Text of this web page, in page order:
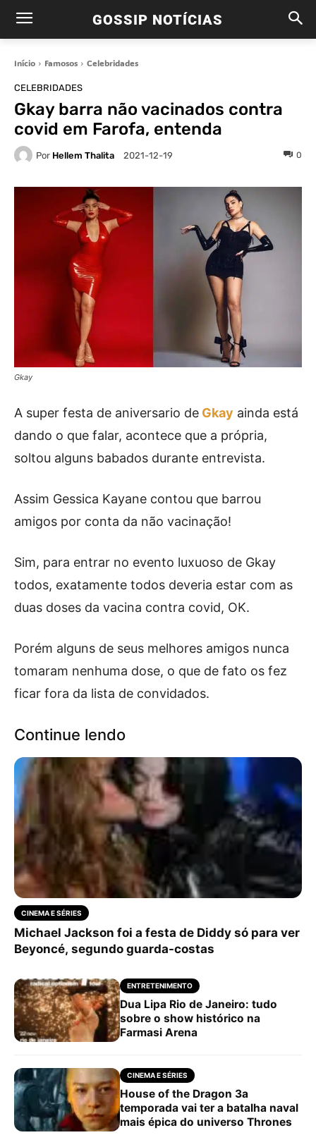
GOSSIP NOTÍCIAS
Início Famosos Celebridades
CELEBRIDADES
Gkay barra não vacinados contra
covid em Farofa, entenda
Por Hellem Thalita 2021-12-19 0
Gkay
A super festa de aniversario de Gkay ainda está
dando o que falar, acontece que a própria,
soltou alguns babados durante entrevista.
Assim Gessica Kayane contou que barrou
amigos por conta da não vacinação!
Sim, para entrar no evento luxuoso de Gkay
todos, exatamente todos deveria estar com as
duas doses da vacina contra covid, OK.
Porém alguns de seus melhores amigos nunca
tomaram nenhuma dose, o que de fato os fez
ficar fora da lista de convidados.
Continue lendo
CINEMA E SÉRIES
Michael Jackson foi a festa de Diddy só para ver
Beyoncé, segundo guarda-costas
ENTRETENIMENTO
Dua Lipa Rio de Janeiro: tudo
sobre o show histórico na
Farmasi Arena
CINEMA E SÉRIES
House of the Dragon 3a
temporada vai ter a batalha naval
mais épica do universo Thrones